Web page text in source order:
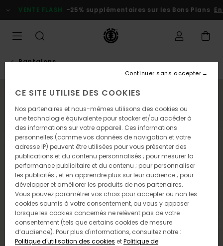
l'information
VENTE FLASH -25% supplémentaires sur les Bons Plans
Pantalons
NOUVEAUTÉ
CE SITE UTILISE DES COOKIES
Nos partenaires et nous-mêmes utilisons des cookies ou
une technologie équivalente pour stocker et/ou accéder à
des informations sur votre appareil. Ces informations
personnelles (comme vos données de navigation et votre
adresse IP) peuvent être utilisées pour vous présenter des
publications et du contenu personnalisés ; pour mesurer la
performance publicitaire et du contenu ; pour personnaliser
les publicités ; et en apprendre plus sur leur audience ; pour
développer et améliorer les produits de nos partenaires.
Vous pouvez paramétrer vos choix pour accepter ou non les
cookies soumis à votre consentement, ou vous y opposer
lorsque les cookies concernés ne relèvent pas de votre
consentement (tels que certains cookies de mesure
d’audience). Pour plus d'informations, consultez notre :
Politique d'utilisation des cookies etPolitique de
Continuer sans accepter